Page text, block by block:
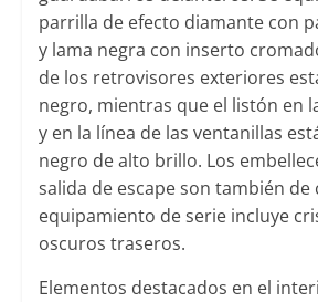
parrilla de efecto diamante con
y lama negra con inserto
de los retrovisores exteriores
negro, mientras que el listón en
y en la línea de las ventanillas
negro de alto brillo. Los
salida de escape son también de
equipamiento de serie incluye
oscuros traseros.
Elementos destacados en el